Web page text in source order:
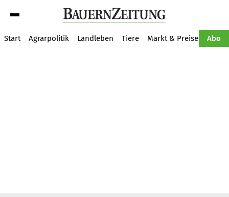
Start Agrarpolitik Landleben Tiere Markt & Preise Abo